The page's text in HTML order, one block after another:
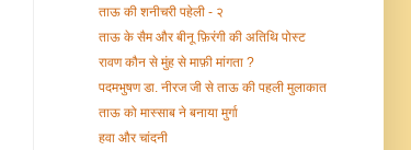
ताऊ की शनीचरी पहेली - २
ताऊ के सैम और बीनू फ़िरंगी की अतिथि पोस्ट
रावण कौन से मुंह से माफ़ी मांगता ?
पदमभुषण डा. नीरज जी से ताऊ की पहली मुलाकात
ताऊ को मास्साब ने बनाया मुर्गा
हवा और चांदनी